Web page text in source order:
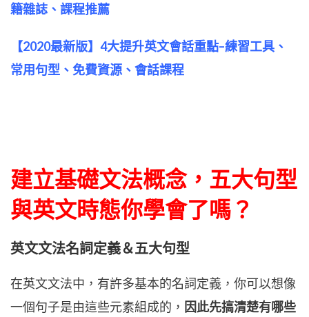
籍雜誌、課程推薦
【2020最新版】4大提升英文會話重點–練習工具、
常用句型、免費資源、會話課程
建立基礎文法概念，五大句型
與英文時態你學會了嗎？
英文文法名詞定義＆五大句型
在英文文法中，有許多基本的名詞定義，你可以想像
一個句子是由這些元素組成的， 因此先搞清楚有哪些